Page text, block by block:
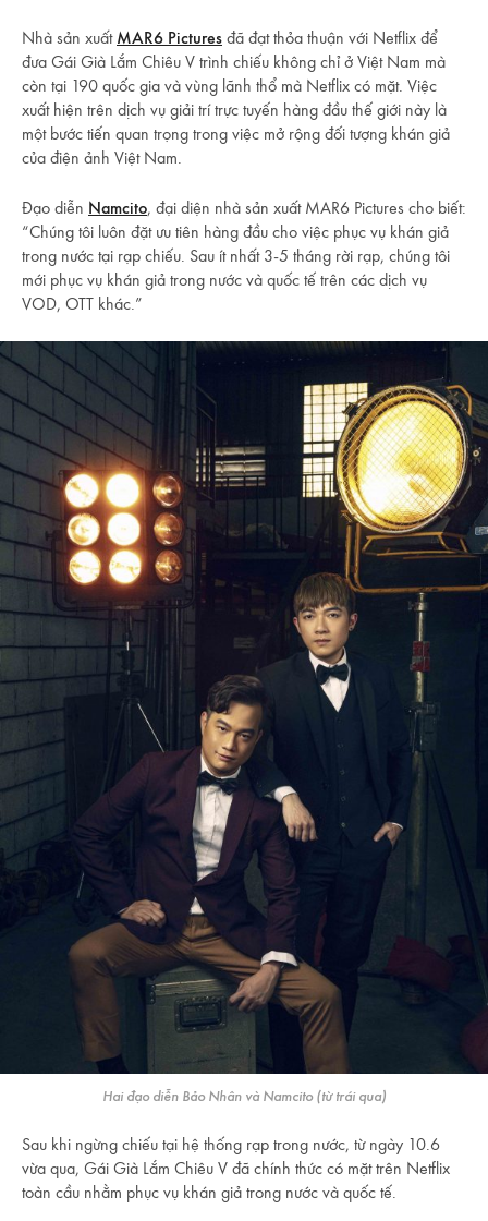
Nhà sản xuấtMAR6 Picturesđã đạt thỏa thuận với Netflix để
đưa Gái Già Lắm Chiêu V trình chiếu không chỉ ở Việt Nam mà
còn tại 190 quốc gia và vùng lãnh thổ mà Netflix có mặt. Việc
xuất hiện trên dịch vụ giải trí trực tuyến hàng đầu thế giới này là
một bước tiến quan trọng trong việc mở rộng đối tượng khán giả
của điện ảnh Việt Nam.
Đạo diễn Namcito, đại diện nhà sản xuất MAR6 Pictures cho biết:
“Chúng tôi luôn đặt ưu tiên hàng đầu cho việc phục vụ khán giả
trong nước tại rạp chiếu. Sau ít nhất 3-5 tháng rời rạp, chúng tôi
mới phục vụ khán giả trong nước và quốc tế trên các dịch vụ
VOD, OTT khác.”
Hai đạo diễn Bảo Nhân và Namcito (từ trái qua)
Sau khi ngừng chiếu tại hệ thống rạp trong nước, từ ngày 10.6
vừa qua, Gái Già Lắm Chiêu V đã chính thức có mặt trên Netflix
toàn cầu nhằm phục vụ khán giả trong nước và quốc tế.